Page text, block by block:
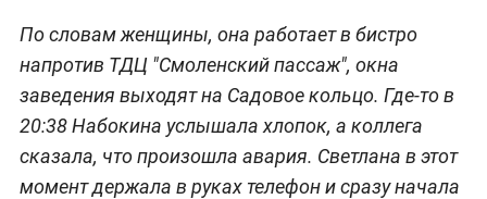
По словам женщины, она работает в бистро
напротив ТДЦ "Смоленский пассаж", окна
заведения выходят на Садовое кольцо. Где-то в
20:38 Набокина услышала хлопок, а коллега
сказала, что произошла авария. Светлана в этот
момент держала в руках телефон и сразу начала